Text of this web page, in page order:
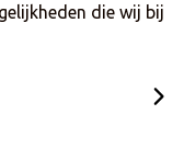
die wij bij